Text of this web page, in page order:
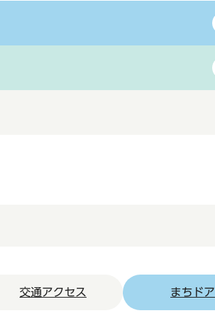
交通アクセス まちドア